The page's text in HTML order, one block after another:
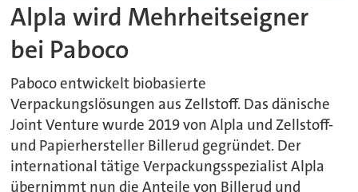
Alpla wird Mehrheitseigner
bei Paboco
Paboco entwickelt biobasierte
Verpackungslösungen aus Zellstoff. Das dänische
Joint Venture wurde 2019 von Alpla und Zellstoff-
und Papierhersteller Billerud gegründet. Der
international tätige Verpackungsspezialist Alpla
übernimmt nun die Anteile von Billerud und